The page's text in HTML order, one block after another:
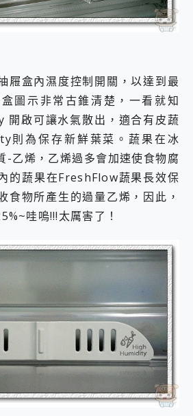
屜盒內濕度控制開關，以達到最
圖示非常古錐清楚，一看就知
啟可讓水氣散出，適合有皮蔬
則為保存新鮮葉菜。蔬果在冰
-乙烯，乙烯過多會加速使食物腐
的蔬果在FreshFlow蔬果長效保
食物所產生的過量乙烯，因此，
哇嗚!!!太厲害了！